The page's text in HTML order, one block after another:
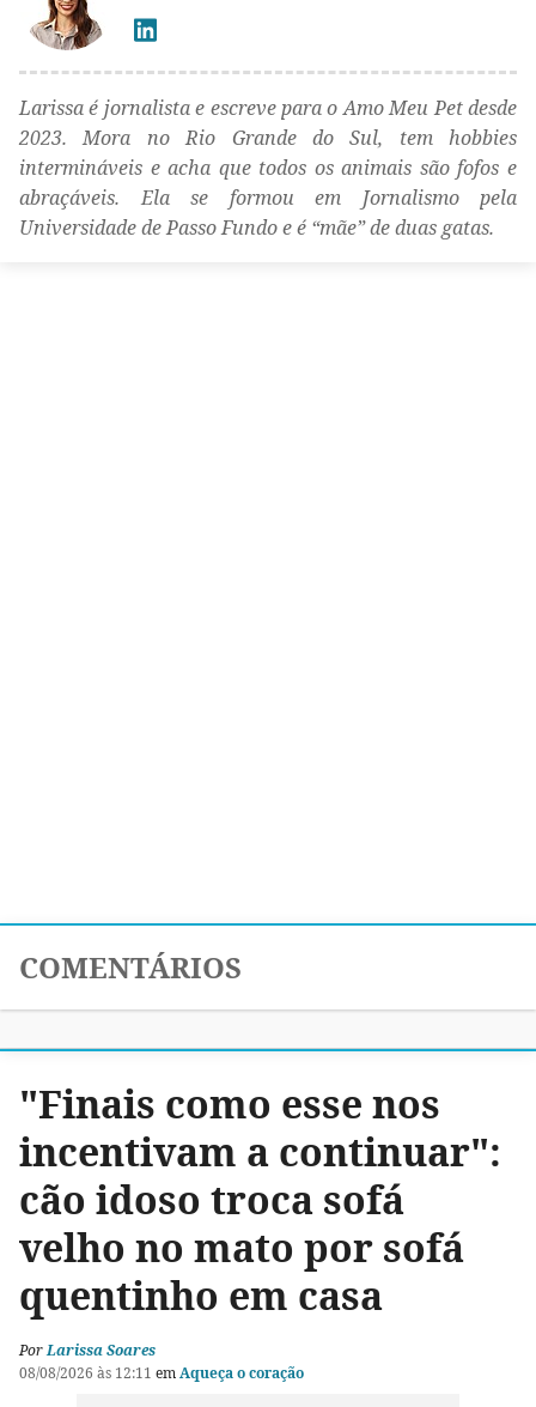
Larissa é jornalista e escreve para o Amo Meu Pet desde
2023. Mora no Rio Grande do Sul, tem hobbies
intermináveis e acha que todos os animais são fofos e
abraçáveis. Ela se formou em Jornalismo pela
Universidade de Passo Fundo e é “mãe” de duas gatas.
COMENTÁRIOS